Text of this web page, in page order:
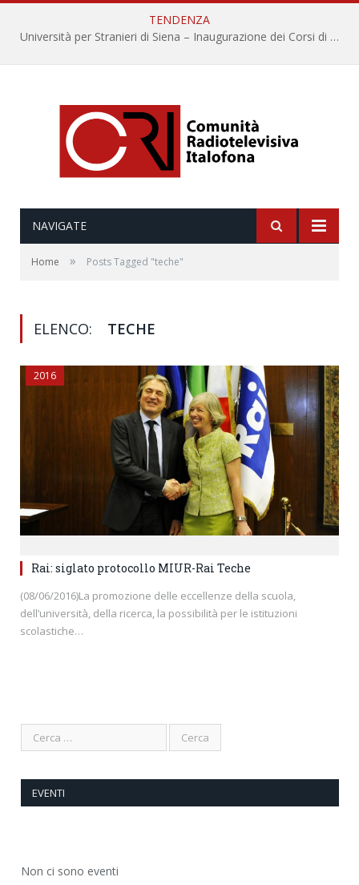
TENDENZA
Università per Stranieri di Siena – Inaugurazione dei Corsi di Lingua e Cultura Italiana, 109a annata
NAVIGATE
Home » Posts Tagged "teche"
ELENCO: TECHE
2016
Rai: siglato protocollo MIUR-Rai Teche
(08/06/2016)La promozione delle eccellenze della scuola,
dell’università, della ricerca, la possibilità per le istituzioni
scolastiche…
EVENTI
Non ci sono eventi